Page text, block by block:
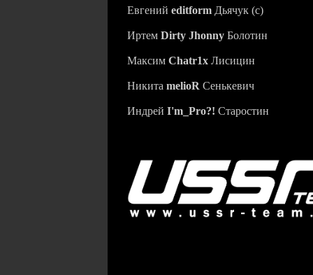
Евгений editform Дьячук (с)
Иртем Dirty Jhonny Болотин
Максим Chatr1x Лисицин
Никита melioR Сенькевич
Индрей I'm_Pro?! Старостин